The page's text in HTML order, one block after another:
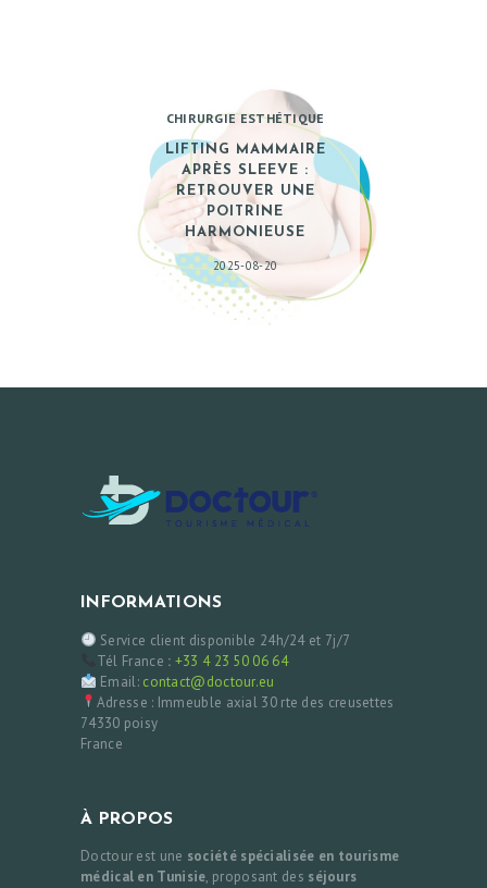
CHIRURGIE ESTHÉTIQUE
LIFTING MAMMAIRE
APRÈS SLEEVE :
RETROUVER UNE
POITRINE
HARMONIEUSE
2025-08-20
INFORMATIONS
Service client disponible 24h/24 et 7j/7
Tél France : +33 4 23 50 06 64
Email: contact@doctour.eu
Adresse : Immeuble axial 30 rte des creusettes
74330 poisy
France
À PROPOS
Doctour est une société spécialisée en tourisme
médical en Tunisie, proposant des séjours